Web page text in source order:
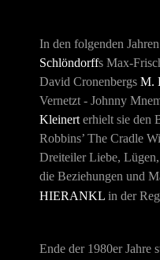
In den folgenden
Schlöndorffs Max-
David Cronenbergs M.
Vernetzt - Johnny
Kleinert erhielt sie den
Robbins’ The Cradle
Dreiteiler Liebe, Lügen,
die Beziehungen und
HIERANKL in der
Ende der 1980er Jahre